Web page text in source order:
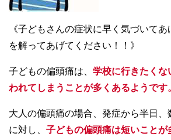
《子どもさんの症状に早く気づいて
を解ってあげてください！！》
子どもの偏頭痛は、 学校に行きたくな
われてしまうことが多くあるようです
大人の偏頭痛の場合、発症から半日
に対し、 子どもの偏頭痛は短いことが